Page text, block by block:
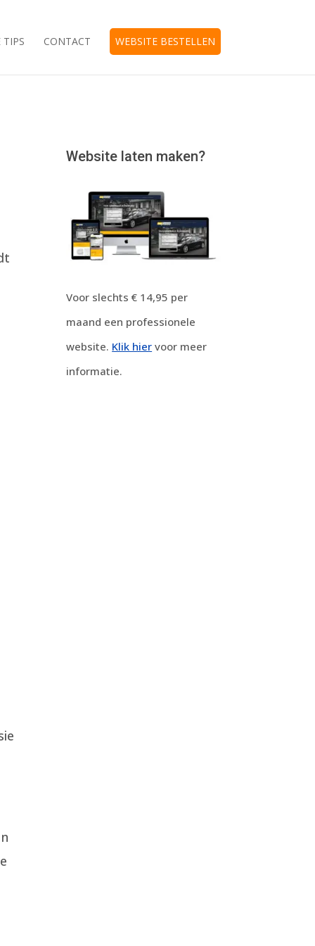
TIPS CONTACT WEBSITE BESTELLEN
Website laten maken?
Voor slechts € 14,95 per
maand een professionele
website. Klik hier voor meer
informatie.